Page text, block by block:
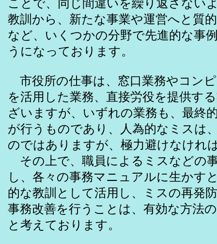
ことで、同じ間違いを繰り返さない
教訓から、新たな事業や運営へと質
など、いくつかの分野で先進的な事
うになっております。
市役所の仕事は、窓口業務やコン
を活用した業務、直接労役を提供す
ざいますが、いずれの業務も、最終
が行うものであり、人為的なミスは
のではありますが、極力避けなけれ
その上で、職員によるミスなどの
し、各々の事務マニュアルに生かす
的な教訓として活用し、ミスの再発
事務改善を行うことは、有効な方法
と考えております。